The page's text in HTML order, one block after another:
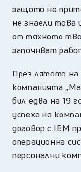
защото не
не знаели това
от тяхното
започнват
През лятото на
компанията
бил едва на 19
успеха на
договор с IBM
операционна
персонални